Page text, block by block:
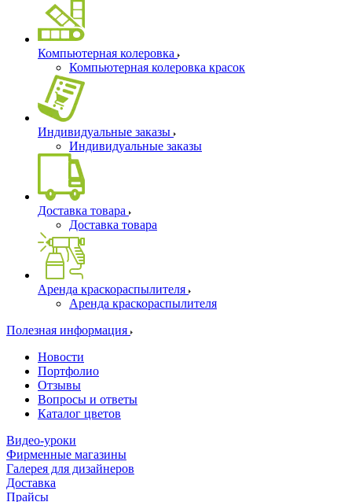
Компьютерная колеровка
Компьютерная колеровка красок
Индивидуальные заказы
Индивидуальные заказы
Доставка товара
Доставка товара
Аренда краскораспылителя
Аренда краскораспылителя
Полезная информация
Новости
Портфолио
Отзывы
Вопросы и ответы
Каталог цветов
Видео-уроки
Фирменные магазины
Галерея для дизайнеров
Доставка
Прайсы